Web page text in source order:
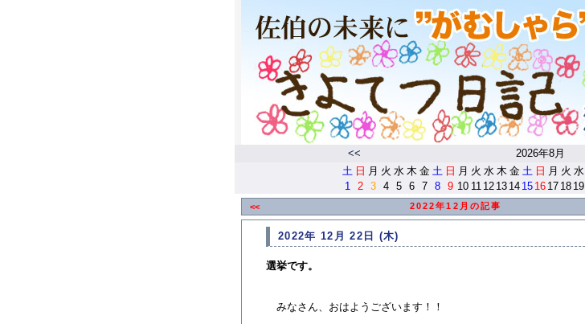
<< 2026年8月
土 日 月 火 水 木 金 土 日 月 火 水 木 金 土 日 月 火 水
1
2 3 4 5 6 7 8 9 10 11 12 13 14 15 16 17 18 19
<< 2022年12月の記事
2022年 12月 22日 (木)
選挙です。
みなさん、おはようございます！！